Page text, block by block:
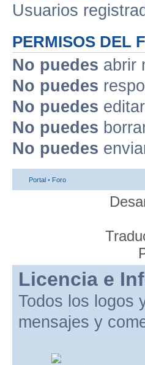
Usuarios
PERMISOS DEL
No puedes abrir
No puedes
No puedes
No puedes
No puedes
Portal • Foro
Licencia e
Todos los logos
mensajes y